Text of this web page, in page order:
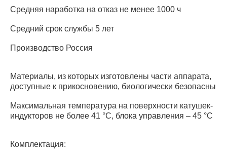
Средняя наработка на отказ не менее 1000 ч
Средний срок службы 5 лет
Производство Россия
Материалы, из которых изготовлены части аппарата,
доступные к прикосновению, биологически безопасны
Максимальная температура на поверхности катушек-
индукторов не более 41 °С, блока управления – 45 °С
Комплектация: